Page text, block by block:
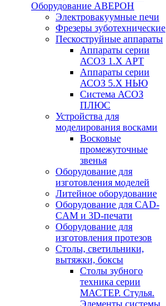
Оборудование АВЕРОН
Электровакуумные печи
Фрезеры зуботехнические
Пескоструйные аппараты
Аппараты серии
АСОЗ 1.Х АРТ
Аппараты серии
АСОЗ 5.Х НЬЮ
Система АСОЗ
ПЛЮС
Устройства для
моделирования восками
Восковые
промежуточные
звенья
Оборудование для
изготовления моделей
Литейное оборудование
Оборудование для CAD-
CAM и 3D-печати
Оборудование для
изготовления протезов
Cтолы, светильники,
вытяжки, боксы
Столы зубного
техника серии
МАСТЕР. Стулья.
Элементы системы